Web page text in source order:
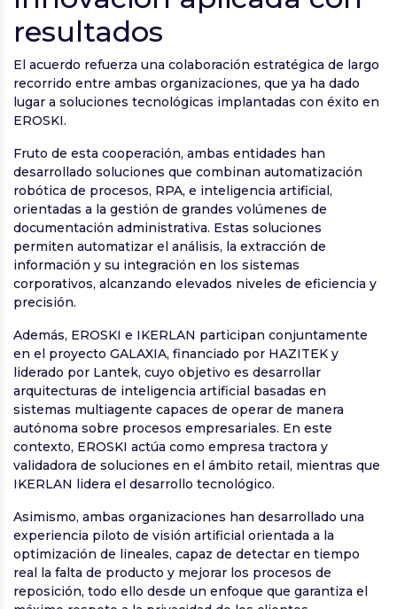
resultados
El acuerdo refuerza una colaboración estratégica de largo
recorrido entre ambas organizaciones, que ya ha dado
lugar a soluciones tecnológicas implantadas con éxito en
EROSKI.
Fruto de esta cooperación, ambas entidades han
desarrollado soluciones que combinan automatización
robótica de procesos, RPA, e inteligencia artificial,
orientadas a la gestión de grandes volúmenes de
documentación administrativa. Estas soluciones
permiten automatizar el análisis, la extracción de
información y su integración en los sistemas
corporativos, alcanzando elevados niveles de eficiencia y
precisión.
Además, EROSKI e IKERLAN participan conjuntamente
en el proyecto GALAXIA, financiado por HAZITEK y
liderado por Lantek, cuyo objetivo es desarrollar
arquitecturas de inteligencia artificial basadas en
sistemas multiagente capaces de operar de manera
autónoma sobre procesos empresariales. En este
contexto, EROSKI actúa como empresa tractora y
validadora de soluciones en el ámbito retail, mientras que
IKERLAN lidera el desarrollo tecnológico.
Asimismo, ambas organizaciones han desarrollado una
experiencia piloto de visión artificial orientada a la
optimización de lineales, capaz de detectar en tiempo
real la falta de producto y mejorar los procesos de
reposición, todo ello desde un enfoque que garantiza el